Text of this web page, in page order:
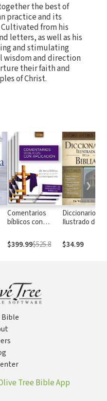
the best of
practice and its
from his
letters, as well as his
and stimulating
and direction
their faith and
of Christ.
Comentarios
bíblicos con
$399.99$525.8
Diccionario
Ilustrado de la
$34.99
❯
Tree Bible App